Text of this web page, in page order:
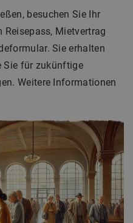
besuchen Sie Ihr
Mietvertrag
Sie erhalten
Sie für zukünftige
Weitere Informationen